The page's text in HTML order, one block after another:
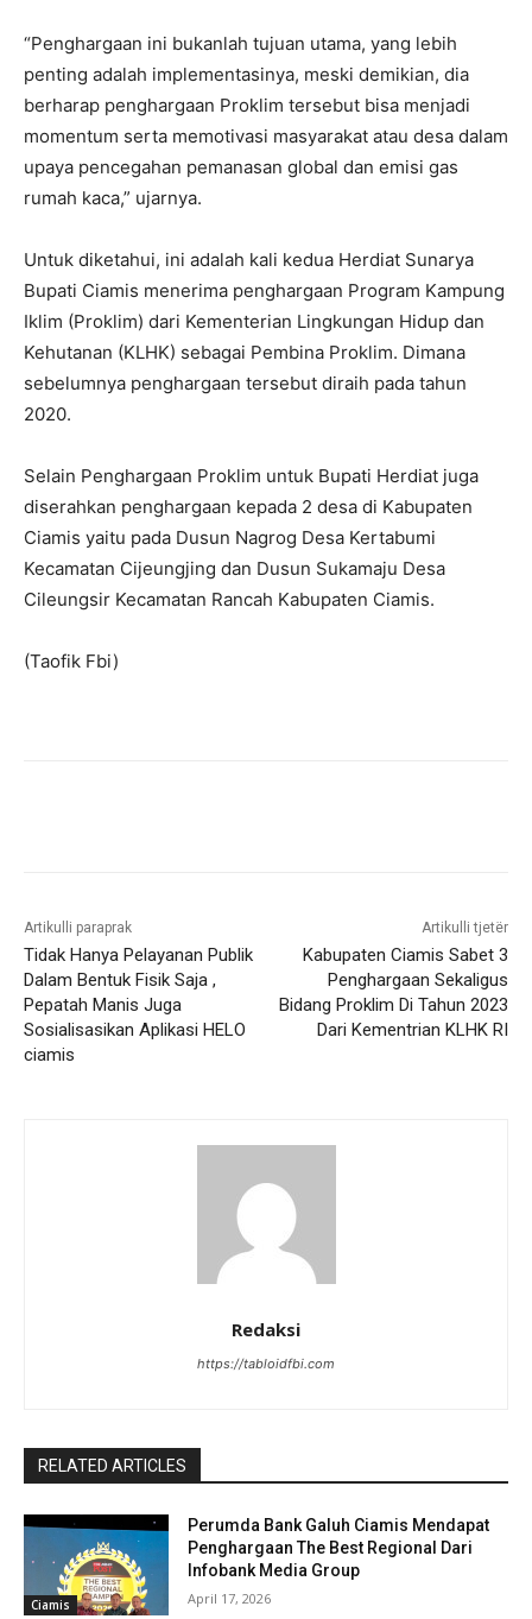
“Penghargaan ini bukanlah tujuan utama, yang lebih
penting adalah implementasinya, meski demikian, dia
berharap penghargaan Proklim tersebut bisa menjadi
momentum serta memotivasi masyarakat atau desa dalam
upaya pencegahan pemanasan global dan emisi gas
rumah kaca,” ujarnya.
Untuk diketahui, ini adalah kali kedua Herdiat Sunarya
Bupati Ciamis menerima penghargaan Program Kampung
Iklim (Proklim) dari Kementerian Lingkungan Hidup dan
Kehutanan (KLHK) sebagai Pembina Proklim. Dimana
sebelumnya penghargaan tersebut diraih pada tahun
2020.
Selain Penghargaan Proklim untuk Bupati Herdiat juga
diserahkan penghargaan kepada 2 desa di Kabupaten
Ciamis yaitu pada Dusun Nagrog Desa Kertabumi
Kecamatan Cijeungjing dan Dusun Sukamaju Desa
Cileungsir Kecamatan Rancah Kabupaten Ciamis.
(Taofik Fbi)
Artikulli paraprak
Tidak Hanya Pelayanan Publik
Dalam Bentuk Fisik Saja ,
Pepatah Manis Juga
Sosialisasikan Aplikasi HELO
ciamis
Artikulli tjetër
Kabupaten Ciamis Sabet 3
Penghargaan Sekaligus
Bidang Proklim Di Tahun 2023
Dari Kementrian KLHK RI
Redaksi
https://tabloidfbi.com
RELATED ARTICLES
Ciamis
Perumda Bank Galuh Ciamis Mendapat
Penghargaan The Best Regional Dari
Infobank Media Group
April 17, 2026